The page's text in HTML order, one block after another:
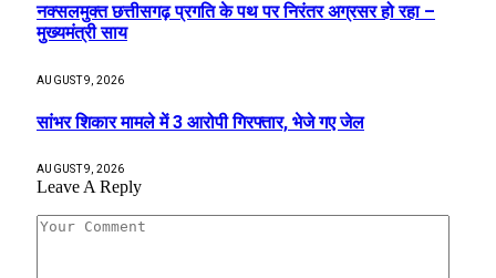
नक्सलमुक्त छत्तीसगढ़ प्रगति के पथ पर निरंतर अग्रसर हो रहा –
मुख्यमंत्री साय
AUGUST 9, 2026
सांभर शिकार मामले में 3 आरोपी गिरफ्तार, भेजे गए जेल
AUGUST 9, 2026
Leave A Reply